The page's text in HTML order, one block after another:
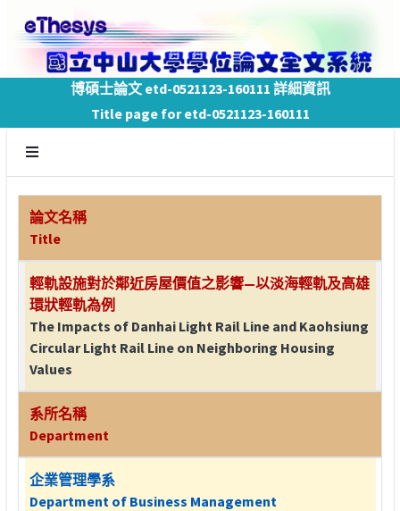
博碩士論文 etd-0521123-160111 詳細資訊
Title page for etd-0521123-160111
論文名稱
Title
輕軌設施對於鄰近房屋價值之影響—以淡海輕軌及高雄
環狀輕軌為例
The Impacts of Danhai Light Rail Line and Kaohsiung
Circular Light Rail Line on Neighboring Housing
Values
系所名稱
Department
企業管理學系
Department of Business Management